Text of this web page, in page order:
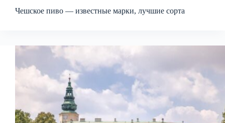
Чешское пиво — известные марки, лучшие сорта